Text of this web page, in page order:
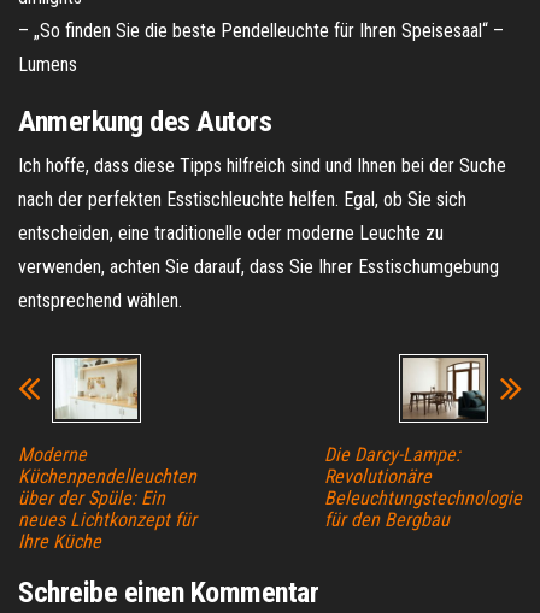
– „So finden Sie die beste Pendelleuchte für Ihren Speisesaal“ –
Lumens
Anmerkung des Autors
Ich hoffe, dass diese Tipps hilfreich sind und Ihnen bei der Suche
nach der perfekten Esstischleuchte helfen. Egal, ob Sie sich
entscheiden, eine traditionelle oder moderne Leuchte zu
verwenden, achten Sie darauf, dass Sie Ihrer Esstischumgebung
entsprechend wählen.
Moderne
Küchenpendelleuchten
über der Spüle: Ein
neues Lichtkonzept für
Ihre Küche
Die Darcy-Lampe:
Revolutionäre
Beleuchtungstechnologie
für den Bergbau
Schreibe einen Kommentar